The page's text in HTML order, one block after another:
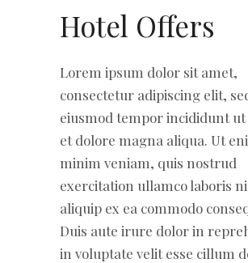
Hotel Offers
Lorem ipsum dolor sit amet,
consectetur adipiscing elit,
eiusmod tempor incididunt ut
et dolore magna aliqua. Ut
minim veniam, quis nostrud
exercitation ullamco laboris
aliquip ex ea commodo
Duis aute irure dolor in
in voluptate velit esse cillum